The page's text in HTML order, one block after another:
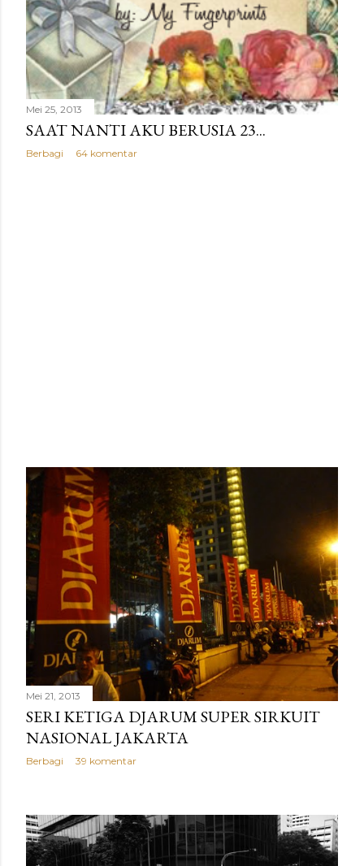
g
a
n
Mei 25, 2013
SAAT NANTI AKU BERUSIA 23...
Berbagi 64 komentar
Mei 21, 2013
SERI KETIGA DJARUM SUPER SIRKUIT
NASIONAL JAKARTA
Berbagi 39 komentar